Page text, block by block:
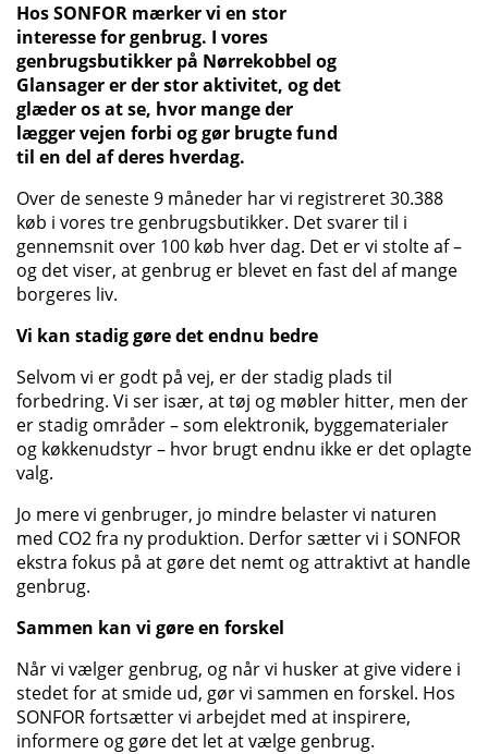
Hos SONFOR mærker vi en stor
interesse for genbrug. I vores
genbrugsbutikker på Nørrekobbel og
Glansager er der stor aktivitet, og det
glæder os at se, hvor mange der
lægger vejen forbi og gør brugte fund
til en del af deres hverdag.
Over de seneste 9 måneder har vi registreret 30.388
køb i vores tre genbrugsbutikker. Det svarer til i
gennemsnit over 100 køb hver dag. Det er vi stolte af –
og det viser, at genbrug er blevet en fast del af mange
borgeres liv.
Vi kan stadig gøre det endnu bedre
Selvom vi er godt på vej, er der stadig plads til
forbedring. Vi ser især, at tøj og møbler hitter, men der
er stadig områder – som elektronik, byggematerialer
og køkkenudstyr – hvor brugt endnu ikke er det oplagte
valg.
Jo mere vi genbruger, jo mindre belaster vi naturen
med CO2 fra ny produktion. Derfor sætter vi i SONFOR
ekstra fokus på at gøre det nemt og attraktivt at handle
genbrug.
Sammen kan vi gøre en forskel
Når vi vælger genbrug, og når vi husker at give videre i
stedet for at smide ud, gør vi sammen en forskel. Hos
SONFOR fortsætter vi arbejdet med at inspirere,
informere og gøre det let at vælge genbrug.